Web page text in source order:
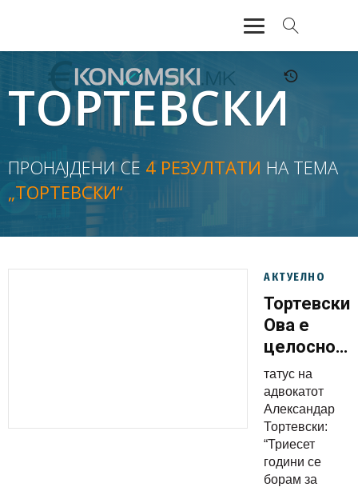
АКТУЕЛНО
ЕКОНОМИЈА
ФИНАНСИИ
БАНКАРСТВО
ЖИВОТ
ТОРТЕВСКИ
ПРОНАЈДЕНИ СЕ 4 РЕЗУЛТАТИ НА ТЕМА
„ТОРТЕВСКИ“
АКТУЕЛНО
Тортевски:
Ова е
целосно
држава,
штом
Премиерот
одлучува
кој е
татус на
адвокатот
Александар
Тортевски:
“Триесет
години се
борам за